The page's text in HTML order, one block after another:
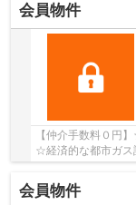
会員物件
【仲介手数料０
☆経済的な都市ガ
線2駅利用可 ☆リ
会員物件